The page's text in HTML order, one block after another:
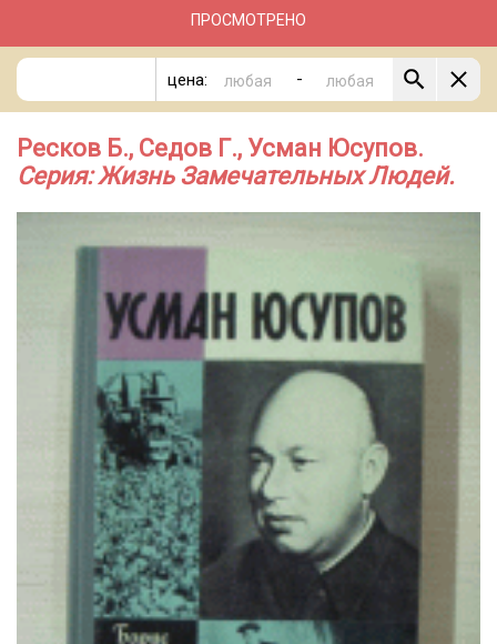
ПРОСМОТРЕНО
цена: -
Ресков Б., Седов Г., Усман Юсупов.
Серия: Жизнь Замечательных Людей.